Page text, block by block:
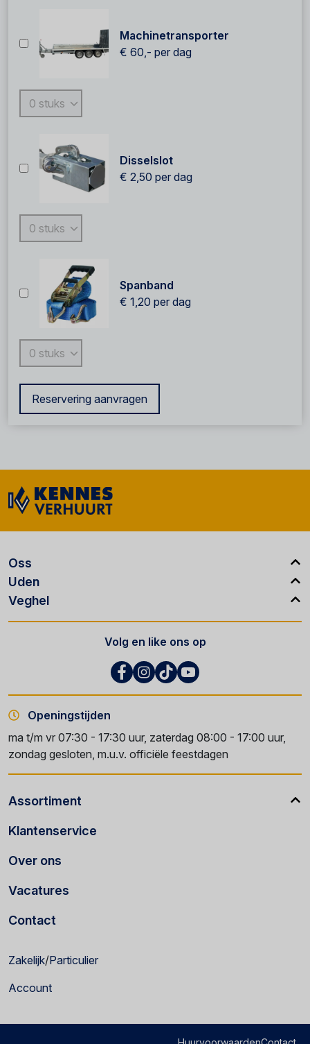
Machinetransporter
€ 60,- per dag
Disselslot
€ 2,50 per dag
Spanband
€ 1,20 per dag
Reservering aanvragen
Oss
Uden
Veghel
Volg en like ons op
Openingstijden
ma t/m vr 07:30 - 17:30 uur, zaterdag 08:00 - 17:00 uur,
zondag gesloten, m.u.v. officiële feestdagen
Assortiment
Klantenservice
Over ons
Vacatures
Contact
Zakelijk/Particulier
Account